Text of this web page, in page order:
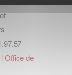
Office de